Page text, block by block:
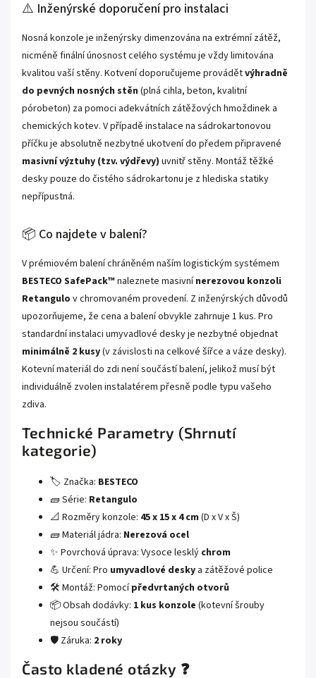
⚠️ Inženýrské doporučení pro instalaci
Nosná konzole je inženýrsky dimenzována na extrémní zátěž,
nicméně finální únosnost celého systému je vždy limitována
kvalitou vaší stěny. Kotvení doporučujeme provádětvýhradně
do pevných nosných stěn (plná cihla, beton, kvalitní
pórobeton) za pomoci adekvátních zátěžových hmoždinek a
chemických kotev. V případě instalace na sádrokartonovou
příčku je absolutně nezbytné ukotvení do předem připravené
masivní výztuhy (tzv. výdřevy) uvnitř stěny. Montáž těžké
desky pouze do čistého sádrokartonu je z hlediska statiky
nepřípustná.
📦 Co najdete v balení?
V prémiovém balení chráněném naším logistickým systémem
BESTECO SafePack™naleznete masivnínerezovou konzoli
Retangulo v chromovaném provedení. Z inženýrských důvodů
upozorňujeme, že cena a balení obvykle zahrnuje 1 kus. Pro
standardní instalaci umyvadlové desky je nezbytné objednat
minimálně 2 kusy(v závislosti na celkové šířce a váze desky).
Kotevní materiál do zdi není součástí balení, jelikož musí být
individuálně zvolen instalatérem přesně podle typu vašeho
zdiva.
Technické Parametry (Shrnutí
kategorie)
🏷️ Značka: BESTECO
🧱 Série: Retangulo
📐 Rozměry konzole: 45 x 15 x 4 cm (D x V x Š)
🧱 Materiál jádra: Nerezová ocel
✨ Povrchová úprava: Vysoce lesklý chrom
💪 Určení: Pro umyvadlové desky a zátěžové police
🛠️ Montáž: Pomocípředvrtaných otvorů
📦 Obsah dodávky: 1 kus konzole (kotevní šrouby
nejsou součástí)
🛡️ Záruka: 2 roky
Často kladené otázky ❓